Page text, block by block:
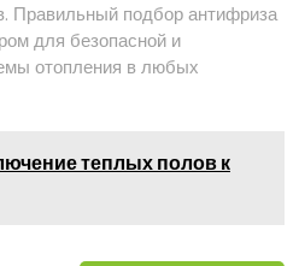
Правильный подбор антифриза
для безопасной и
отопления в любых
теплых полов к